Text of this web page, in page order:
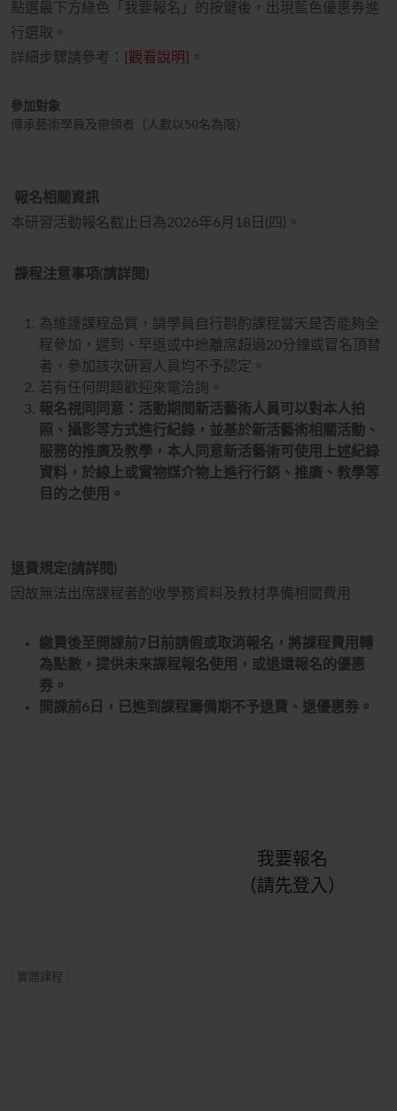
點選最下方綠色「我要報名」的按鍵後，出現藍色優惠券進
行選取 。
詳細步驟請參考：
[觀看說明] 。
參加對象
傳承藝術學員及帶領者（人數以50名為限）
報名相關資訊
本研習活動報名截止日為2026年6月18日 (四 )。
課程注意事項(請詳閱)
為維護課程品質，請學員自行斟酌課程當天是否能夠全
程參加，遲到、早退或中途離席超過 20分鐘或冒名頂替
者，參加該次研習人員均不予認定。
若有任何問題歡迎來電洽詢。
報名視同同意：活動期間新活藝術人員可以對本人拍
照、攝影等方式進行紀錄，並基於新活藝術相關活動、
服務的推廣及教學，本人同意新活藝術可使用上述紀錄
資料，於線上或實物媒介物上進行行銷、推廣、教學等
目的之使用。
退費規定(請詳閱)
因故無法出席課程者酌收學務資料及教材準備相關費用
繳費後至開課前7日前請假或取消報名，將課程費用轉
為點數，提供未來課程報名使用，或退還報名的優惠
券。
開課前6日，已進到課程籌備期不予退費、退優惠券。
我要報名
（請先登入）
實體課程